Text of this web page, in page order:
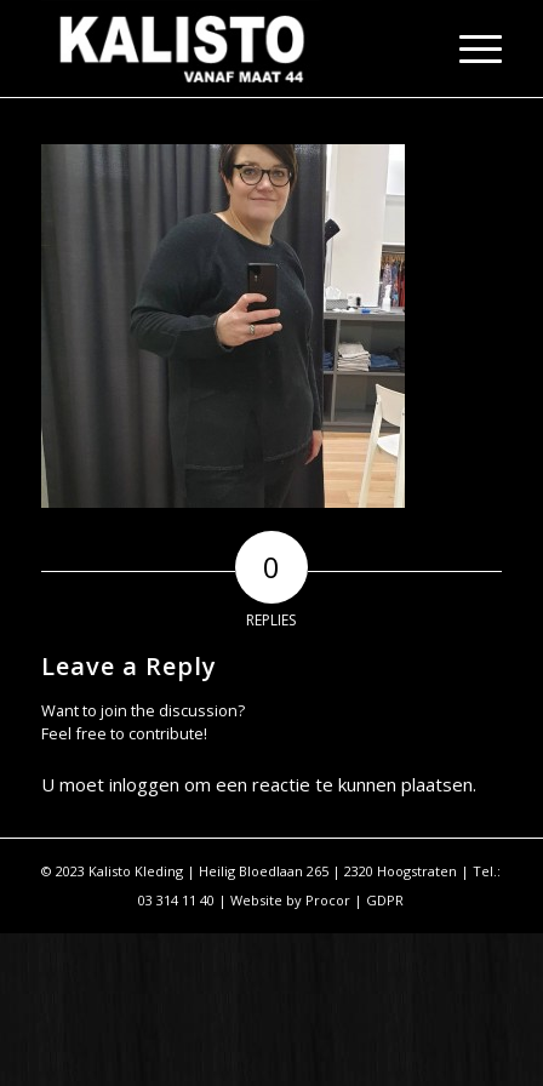
0
REPLIES
Leave a Reply
Want to join the discussion?
Feel free to contribute!
U moet inloggen om een reactie te kunnen plaatsen.
© 2023 Kalisto Kleding | Heilig Bloedlaan 265 | 2320 Hoogstraten | Tel.:
03 314 11 40 | Website by Procor | GDPR